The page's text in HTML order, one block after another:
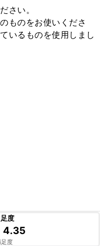
さい。
ものをお使いくださ
いるものを使用しまし
度
4.35
度